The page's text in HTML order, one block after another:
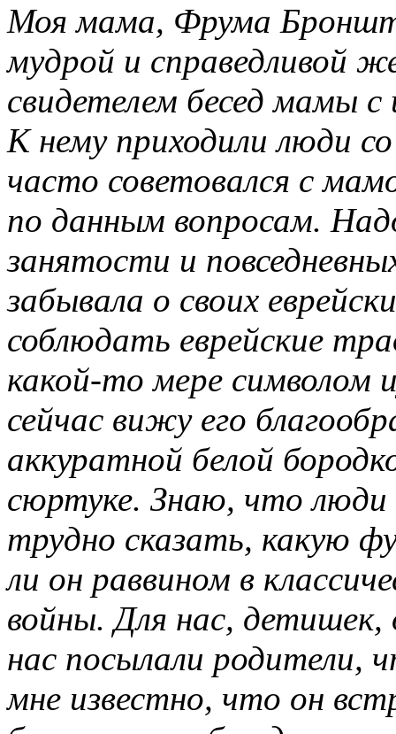
Моя мама, Фрума
мудрой и справедливой
свидетелем бесед мамы
К нему приходили люди
часто советовался с
по данным вопросам.
занятости и
забывала о своих
соблюдать еврейские
какой-то мере символом
сейчас вижу его
аккуратной белой
сюртуке. Знаю, что
трудно сказать, какую
ли он раввином в
войны. Для нас, детишек,
нас посылали родители,
мне известно, что он